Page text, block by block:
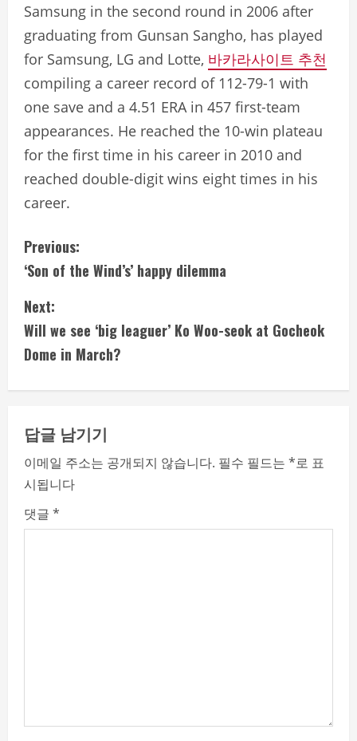
Samsung in the second round in 2006 after
graduating from Gunsan Sangho, has played
for Samsung, LG and Lotte, 바카라사이트 추천
compiling a career record of 112-79-1 with
one save and a 4.51 ERA in 457 first-team
appearances. He reached the 10-win plateau
for the first time in his career in 2010 and
reached double-digit wins eight times in his
career.
C
o
n
t
i
u
e
R
g
Previous:
‘Son of the Wind’s’ happy dilemma
Next:
Will we see ‘big leaguer’ Ko Woo-seok at Gocheok
Dome in March?
답글 남기기
이메일 주소는 공개되지 않습니다. 필수 필드는 *로 표
시됩니다
댓글 *